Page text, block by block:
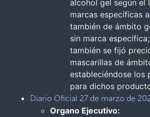
alcohol gel según el
marcas específicas
también de ámbito
sin marca
también se fijó
mascarillas de
estableciéndose los
para dichos
Diario Oficial 27 de marzo de
Organo Ejecutivo: